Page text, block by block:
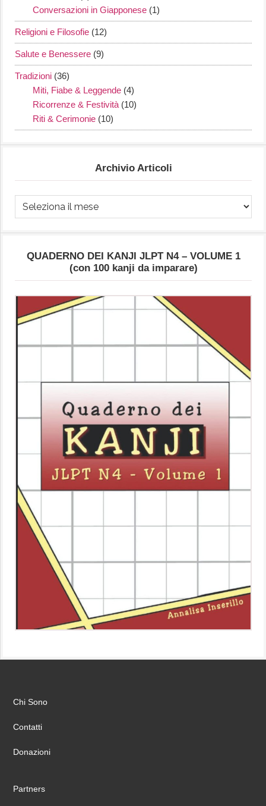
Conversazioni in Giapponese (1)
Religioni e Filosofie (12)
Salute e Benessere (9)
Tradizioni (36)
Miti, Fiabe & Leggende (4)
Ricorrenze & Festività (10)
Riti & Cerimonie (10)
Archivio Articoli
Archivio
Articoli
QUADERNO DEI KANJI JLPT N4 – VOLUME 1
(con 100 kanji da imparare)
Chi Sono
Contatti
Donazioni
Partners